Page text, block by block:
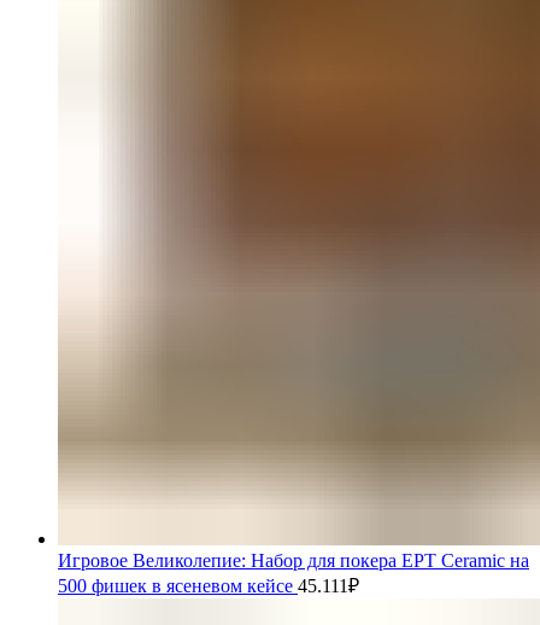
Игровое Великолепие: Набор для покера EPT Ceramic на
500 фишек в ясеневом кейсе 45.111₽